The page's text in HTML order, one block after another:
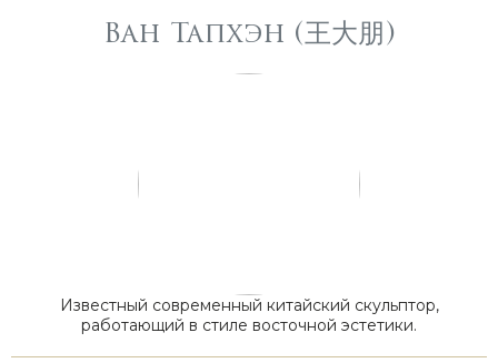
Ван Тапхэн (王大朋)
Известный современный китайский скульптор,
работающий в стиле восточной эстетики.